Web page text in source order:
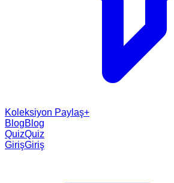
Koleksiyon Paylaş+
BlogBlog
QuizQuiz
GirişGiriş